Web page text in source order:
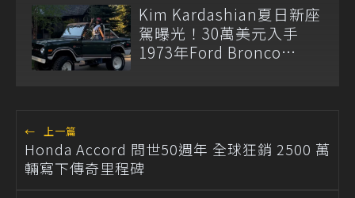
Kim Kardashian夏日新座
駕曝光！30萬美元入手
1973年Ford Bronco
← 上一篇
Honda Accord 問世50週年 全球狂銷 2500 萬
輛寫下傳奇里程碑